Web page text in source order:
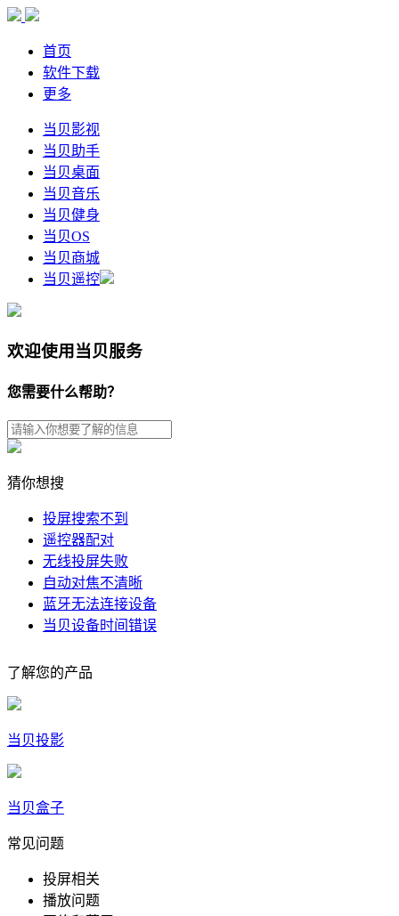
首页
软件下载
更多
当贝影视
当贝助手
当贝桌面
当贝音乐
当贝健身
当贝OS
当贝商城
当贝遥控
欢迎使用当贝服务
您需要什么帮助？
猜你想搜
投屏搜索不到
遥控器配对
无线投屏失败
自动对焦不清晰
蓝牙无法连接设备
当贝设备时间错误
了解您的产品
当贝投影
当贝盒子
常见问题
投屏相关
播放问题